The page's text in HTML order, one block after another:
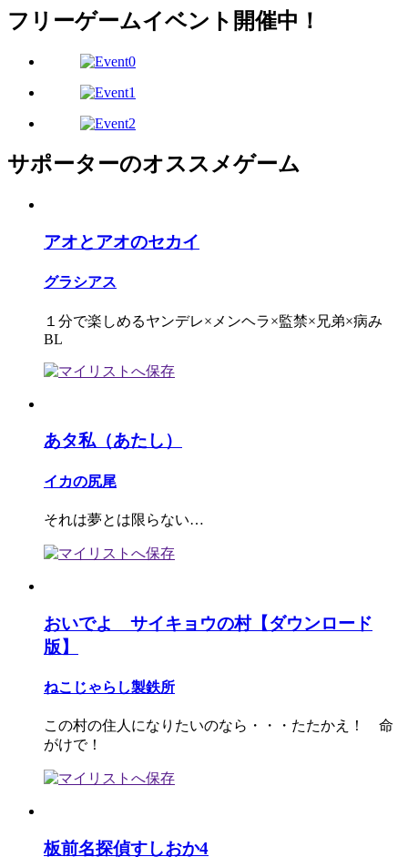
フリーゲームイベント開催中！
サポーターのオススメゲーム
アオとアオのセカイ
グラシアス
１分で楽しめるヤンデレ×メンヘラ×監禁×兄弟×病み
BL
あタ私（あたし）
イカの尻尾
それは夢とは限らない…
おいでよ サイキョウの村【ダウンロード
版】
ねこじゃらし製鉄所
この村の住人になりたいのなら・・・たたかえ！ 命
がけで！
板前名探偵すしおか4